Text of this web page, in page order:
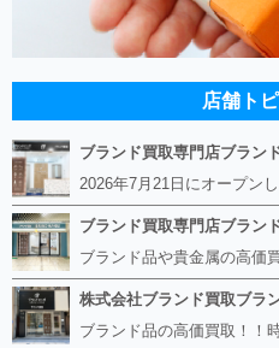
店舗ト
ブランド買取専門店ブラン
ブランド買取専門店ブラン
株式会社ブランド買取ブラ